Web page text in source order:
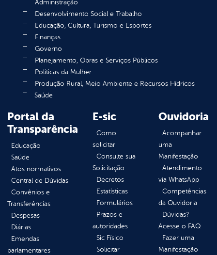
Administração
Desenvolvimento Social e Trabalho
Educação, Cultura, Turismo e Esportes
Finanças
Governo
Planejamento, Obras e Serviços Públicos
Políticas da Mulher
Produção Rural, Meio Ambiente e Recursos Hídricos
Saúde
Portal da
Transparência
Educação
Saúde
Atos normativos
Central de Dúvidas
Convênios e
Transferências
Despesas
Diárias
Emendas
parlamentares
E-sic
Como
solicitar
Consulte sua
Solicitação
Decretos
Estatísticas
Formulários
Prazos e
autoridades
Sic Físico
Solicitar
Ouvidoria
Acompanhar
uma
Manifestação
Atendimento
via WhatsApp
Competências
da Ouvidoria
Dúvidas?
Acesse o FAQ
Fazer uma
Manifestação